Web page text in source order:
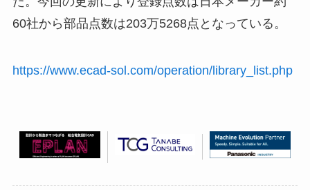
60社から部品点数は203万5268点となっている。
https://www.ecad-sol.com/operation/library_list.php